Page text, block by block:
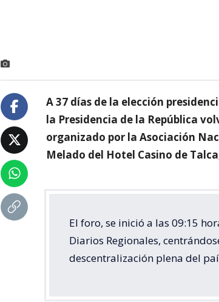
A 37 días de la elección
la Presidencia de la República
organizado por la Asociación
Melado del Hotel Casino de
El foro, se inició a las 09:15
Diarios Regionales,
descentralización plena del